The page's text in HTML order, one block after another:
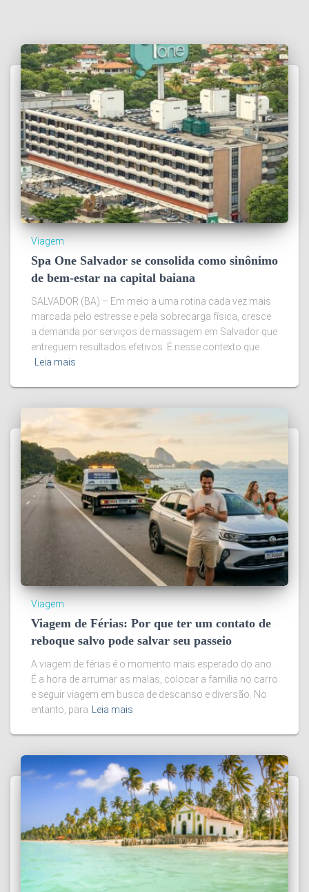
Viagem
Spa One Salvador se consolida como sinônimo
de bem-estar na capital baiana
SALVADOR (BA) – Em meio a uma rotina cada vez mais
marcada pelo estresse e pela sobrecarga física, cresce
a demanda por serviços de massagem em Salvador que
entreguem resultados efetivos. É nesse contexto que
Leia mais
Viagem
Viagem de Férias: Por que ter um contato de
reboque salvo pode salvar seu passeio
A viagem de férias é o momento mais esperado do ano.
É a hora de arrumar as malas, colocar a família no carro
e seguir viagem em busca de descanso e diversão. No
entanto, para Leia mais